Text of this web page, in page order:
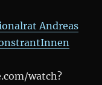
Andreas
watch?